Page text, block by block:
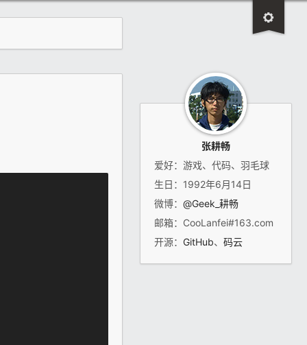
张耕畅
爱好：游戏、代码、羽毛球
生日：1992年6月14日
微博： @Geek_耕畅
邮箱：CooLanfei#163.com
开源： GitHub、 码云